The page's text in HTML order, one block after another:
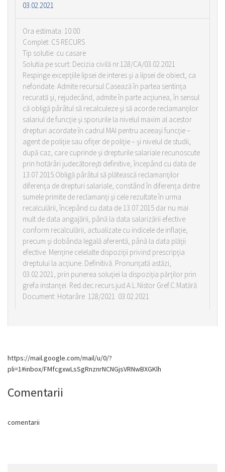
03.02.2021
Ora estimata: 10:00
Complet: C5 RECURS
Tip solutie: cu casare
Solutia pe scurt: Decizia civilă nr.128/CA/03.02.2021
Respinge excepţiile lipsei de interes şi a lipsei de obiect, ca
nefondate. Admite recursul.Casează în partea sentinţa
recurată şi, rejudecând, admite în parte acţiunea, în sensul
că obligă pârâtul să recalculeze şi să acorde reclamanţilor
salariul de funcţie şi sporurile la nivelul maxim al acestor
drepturi acordate în cadrul MAI pentru aceeaşi funcţie –
agent de poliţie sau ofiţer de poliţie – şi nivelul de studii,
după caz, care cuprinde şi drepturile salariale recunoscute
prin hotărâri judecătoreşti definitive, începând cu data de
13.07.2015.Obligă pârâtul să plătească reclamanţilor
diferenţa de drepturi salariale, constând în diferenţa dintre
sumele primite de reclamanţi şi cele rezultate în urma
recalculării, începând cu data de 13.07.2015 dar nu mai
mult de data angajării, până la data salarizării efective
conform recalculării, actualizate cu indicele de inflaţie,
precum şi dobânda legală aferentă, până la data plăţii
efective. Menţine celelalte dispoziţii privind prescripţia
dreptului la acţiune. Definitivă. Pronunţată astăzi,
03.02.2021, prin punerea soluţiei la dispoziţia părţilor prin
grefa instanţei. Red.dec.recurs.jud.A.L.Nistor Gref.C.Matără
Document: Hotarâre 128/2021 03.02.2021
https://mail.google.com/mail/u/0/?
pli=1#inbox/FMfcgxwLsSgRnznrNCNGjsVRNwBXGKlh
Comentarii
comentarii